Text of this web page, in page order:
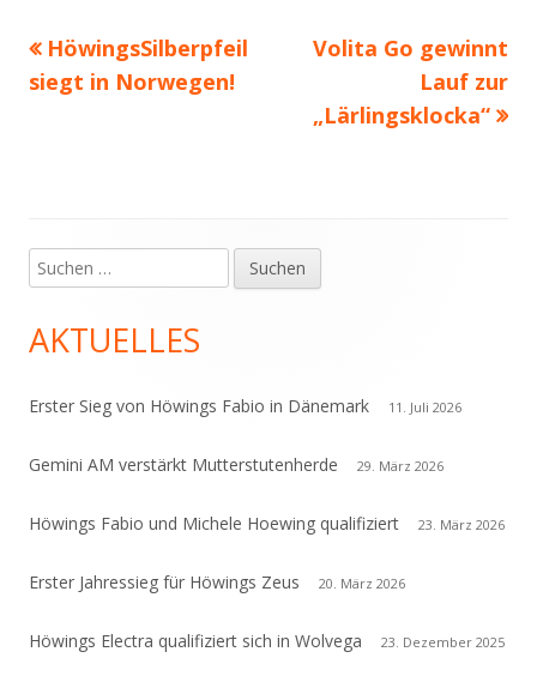
Beitragsnavigation
Vorheriger
Beitrag:
HöwingsSilberpfeil
siegt in Norwegen!
Nächster
Volita Go gewinnt
Lauf zur
„Lärlingsklocka“
Haupt-
Seitenleiste
Suchen
nach:
AKTUELLES
Erster Sieg von Höwings Fabio in Dänemark 11. Juli 2026
Gemini AM verstärkt Mutterstutenherde 29. März 2026
Höwings Fabio und Michele Hoewing qualifiziert 23. März 2026
Erster Jahressieg für Höwings Zeus 20. März 2026
Höwings Electra qualifiziert sich in Wolvega 23. Dezember 2025